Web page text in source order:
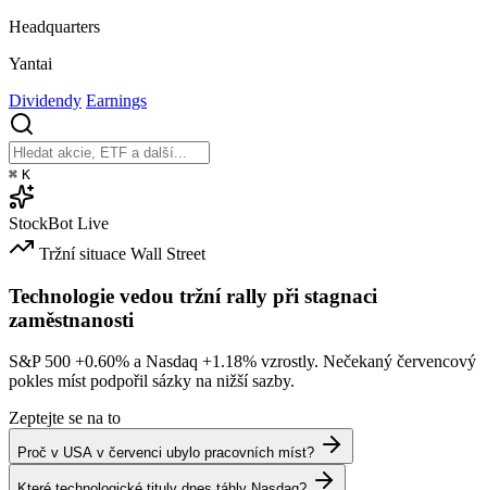
Headquarters
Yantai
Dividendy Earnings
⌘ K
StockBot Live
Tržní situace Wall Street
Technologie vedou tržní rally při stagnaci
zaměstnanosti
S&P 500 +0.60% a Nasdaq +1.18% vzrostly. Nečekaný červencový
pokles míst podpořil sázky na nižší sazby.
Zeptejte se na to
Proč v USA v červenci ubylo pracovních míst?